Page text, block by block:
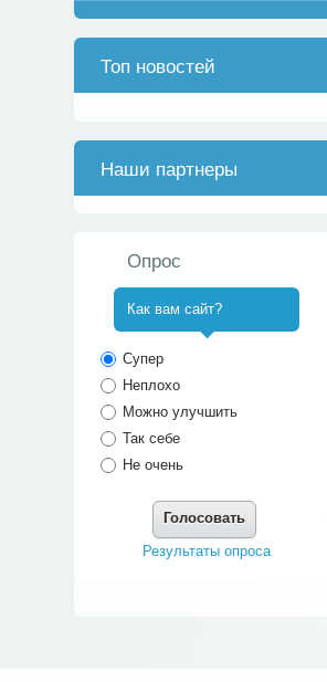
Топ новостей
Наши партнеры
Опрос
Как вам сайт?
Супер
Неплохо
Можно улучшить
Так себе
Не очень
Голосовать
Результаты опроса